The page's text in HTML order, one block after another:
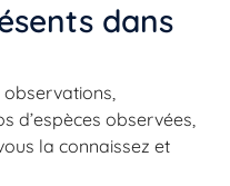
dans
d’espèces observées,
la connaissez et